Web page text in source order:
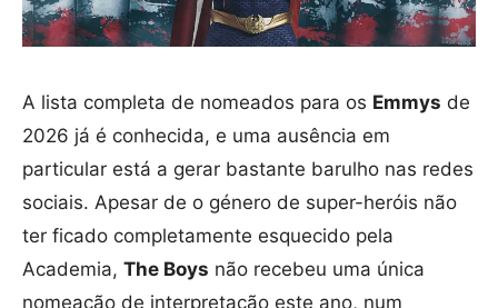
A lista completa de nomeados para os Emmys de
2026 já é conhecida, e uma ausência em
particular está a gerar bastante barulho nas redes
sociais. Apesar de o género de super-heróis não
ter ficado completamente esquecido pela
Academia, The Boys não recebeu uma única
nomeação de interpretação este ano, num